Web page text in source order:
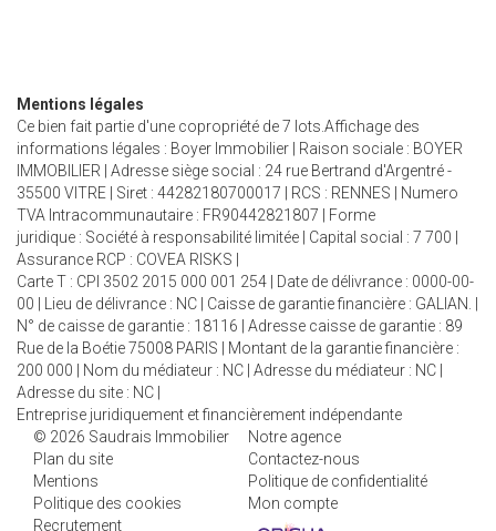
Mentions légales
Ce bien fait partie d'une copropriété de 7 lots.Affichage des
informations légales : Boyer Immobilier | Raison sociale : BOYER
IMMOBILIER | Adresse siège social : 24 rue Bertrand d'Argentré -
35500 VITRE | Siret : 44282180700017 | RCS : RENNES | Numero
TVA Intracommunautaire : FR90442821807 | Forme
juridique : Société à responsabilité limitée | Capital social : 7 700 |
Assurance RCP : COVEA RISKS |
Carte T : CPI 3502 2015 000 001 254 | Date de délivrance : 0000-00-
00 | Lieu de délivrance : NC | Caisse de garantie financière : GALIAN. |
N° de caisse de garantie : 18116 | Adresse caisse de garantie : 89
Rue de la Boétie 75008 PARIS | Montant de la garantie financière :
200 000 | Nom du médiateur : NC | Adresse du médiateur : NC |
Adresse du site : NC |
Entreprise juridiquement et financièrement indépendante
© 2026 Saudrais Immobilier
Notre agence
Plan du site
Contactez-nous
Mentions
Politique de confidentialité
Politique des cookies
Mon compte
Recrutement